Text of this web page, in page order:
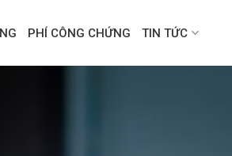
PHÍ CÔNG CHỨNG TIN TỨC